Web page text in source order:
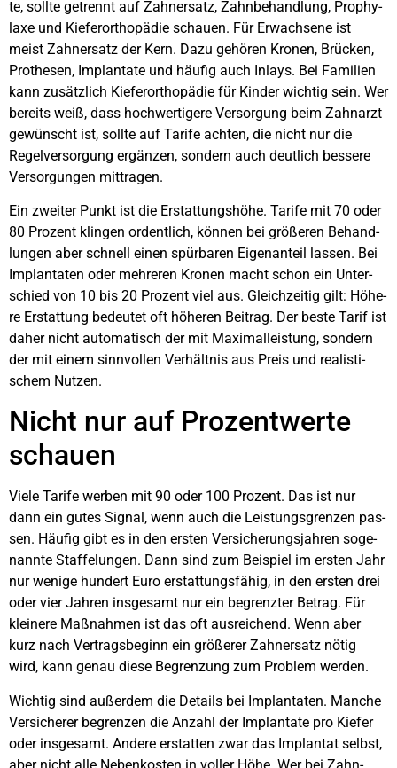
te, soll­te getrennt auf Zahn­ersatz, Zahn­be­hand­lung, Pro­phy­
la­xe und Kie­fer­or­tho­pä­die schau­en. Für Erwach­se­ne ist
meist Zahn­ersatz der Kern. Dazu gehö­ren Kro­nen, Brü­cken,
Pro­the­sen, Implan­ta­te und häu­fig auch Inlays. Bei Fami­li­en
kann zusätz­lich Kie­fer­or­tho­pä­die für Kin­der wich­tig sein. Wer
bereits weiß, dass hoch­wer­ti­ge­re Ver­sor­gung beim Zahn­arzt
gewünscht ist, soll­te auf Tari­fe ach­ten, die nicht nur die
Regel­ver­sor­gung ergän­zen, son­dern auch deut­lich bes­se­re
Ver­sor­gun­gen mit­tra­gen.
Ein zwei­ter Punkt ist die Erstat­tungs­hö­he. Tari­fe mit 70 oder
80 Pro­zent klin­gen ordent­lich, kön­nen bei grö­ße­ren Behand­
lun­gen aber schnell einen spür­ba­ren Eigen­an­teil las­sen. Bei
Implan­ta­ten oder meh­re­ren Kro­nen macht schon ein Unter­
schied von 10 bis 20 Pro­zent viel aus. Gleich­zei­tig gilt: Höhe­
re Erstat­tung bedeu­tet oft höhe­ren Bei­trag. Der bes­te Tarif ist
daher nicht auto­ma­tisch der mit Maxi­mal­leis­tung, son­dern
der mit einem sinn­vol­len Ver­hält­nis aus Preis und rea­lis­ti­
schem Nut­zen.
Nicht nur auf Pro­zent­wer­te
schau­en
Vie­le Tari­fe wer­ben mit 90 oder 100 Pro­zent. Das ist nur
dann ein gutes Signal, wenn auch die Leis­tungs­gren­zen pas­
sen. Häu­fig gibt es in den ers­ten Ver­si­che­rungs­jah­ren soge­
nann­te Staf­fe­lun­gen. Dann sind zum Bei­spiel im ers­ten Jahr
nur weni­ge hun­dert Euro erstat­tungs­fä­hig, in den ers­ten drei
oder vier Jah­ren ins­ge­samt nur ein begrenz­ter Betrag. Für
klei­ne­re Maß­nah­men ist das oft aus­rei­chend. Wenn aber
kurz nach Ver­trags­be­ginn ein grö­ße­rer Zahn­ersatz nötig
wird, kann genau die­se Begren­zung zum Pro­blem wer­den.
Wich­tig sind außer­dem die Details bei Implan­ta­ten. Man­che
Ver­si­che­rer begren­zen die Anzahl der Implan­ta­te pro Kie­fer
oder ins­ge­samt. Ande­re erstat­ten zwar das Implan­tat selbst,